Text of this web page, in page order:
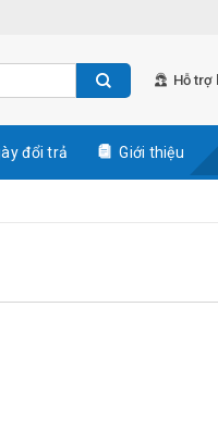
Hỗ trợ
đổi trả Giới thiệu